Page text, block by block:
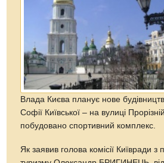
Влада Києва планує нове
Софії Київської – на вулиці
побудовано спортивний комплекс.
Як заявив голова комісії Київради з